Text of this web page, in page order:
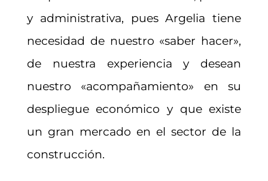
y administrativa, pues Argelia tiene
necesidad de nuestro «saber hacer»,
de nuestra experiencia y desean
nuestro «acompañamiento» en su
despliegue económico y que existe
un gran mercado en el sector de la
construcción.